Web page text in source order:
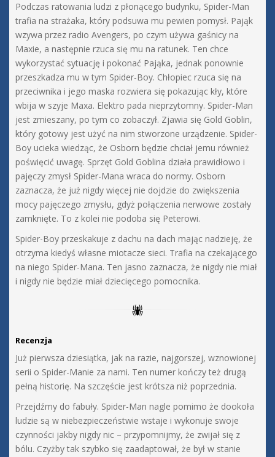
Podczas ratowania ludzi z płonącego budynku, Spider-Man
trafia na strażaka, który podsuwa mu pewien pomysł. Pająk
wzywa przez radio Avengers, po czym używa gaśnicy na
Maxie, a następnie rzuca się mu na ratunek. Ten chce
wykorzystać sytuację i pokonać Pająka, jednak ponownie
przeszkadza mu w tym Spider-Boy. Chłopiec rzuca się na
przeciwnika i jego maska rozwiera się pokazując kły, które
wbija w szyje Maxa. Elektro pada nieprzytomny. Spider-Man
jest zmieszany, po tym co zobaczył. Zjawia się Gold Goblin,
który gotowy jest użyć na nim stworzone urządzenie. Spider-
Boy ucieka wiedząc, że Osborn będzie chciał jemu również
poświęcić uwagę. Sprzęt Gold Goblina działa prawidłowo i
pajęczy zmysł Spider-Mana wraca do normy. Osborn
zaznacza, że już nigdy więcej nie dojdzie do zwiększenia
mocy pajęczego zmysłu, gdyż połączenia nerwowe zostały
zamknięte. To z kolei nie podoba się Peterowi.
Spider-Boy przeskakuje z dachu na dach mając nadzieję, że
otrzyma kiedyś własne miotacze sieci. Trafia na czekającego
na niego Spider-Mana. Ten jasno zaznacza, że nigdy nie miał
i nigdy nie będzie miał dziecięcego pomocnika.
Recenzja
Już pierwsza dziesiątka, jak na razie, najgorszej, wznowionej
serii o Spider-Manie za nami. Ten numer kończy też drugą
pełną historię. Na szczęście jest krótsza niż poprzednia.
Przejdźmy do fabuły. Spider-Man nagle pomimo że dookoła
ludzie są w niebezpieczeństwie wstaje i wykonuje swoje
czynności jakby nigdy nic – przypomnijmy, że zwijał się z
bólu. Czyżby tak szybko się zaadaptował, że był w stanie